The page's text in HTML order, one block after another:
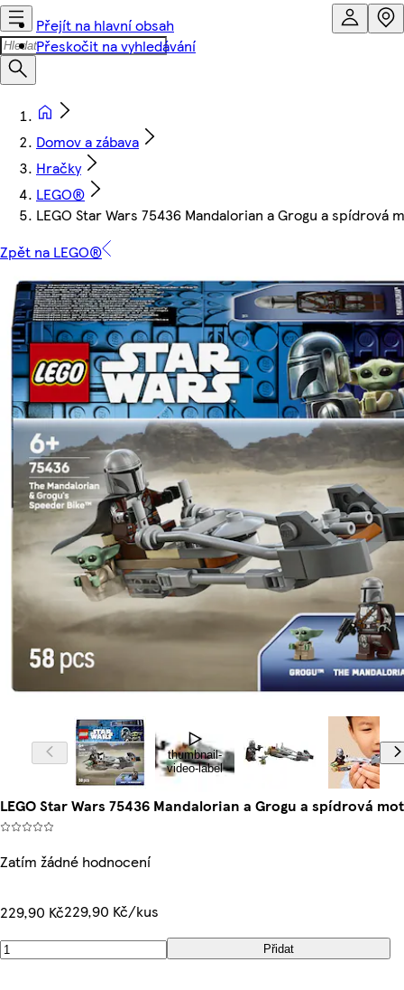
Přejít na hlavní obsah
Přeskočit na vyhledávání
Domov a zábava
Hračky
LEGO®
LEGO Star Wars 75436 Mandalorian a Grogu a spídrová
Zpět na LEGO®
thumbnail-
video-label
LEGO Star Wars 75436 Mandalorian a Grogu a spídrová
Zatím žádné hodnocení
229,90 Kč229,90 Kč/kus
Přidat